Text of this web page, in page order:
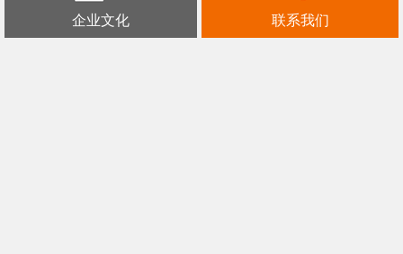
企业文化 联系我们